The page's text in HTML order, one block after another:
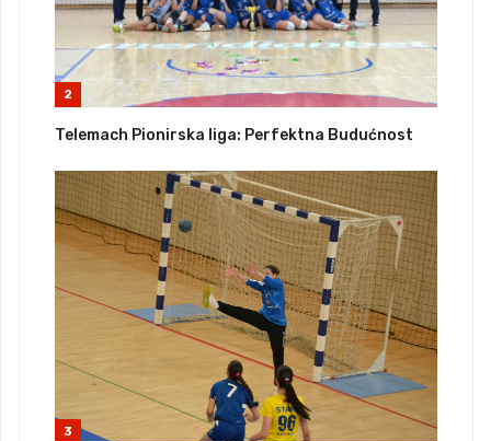
2
Telemach Pionirska liga: Perfektna Budućnost
3